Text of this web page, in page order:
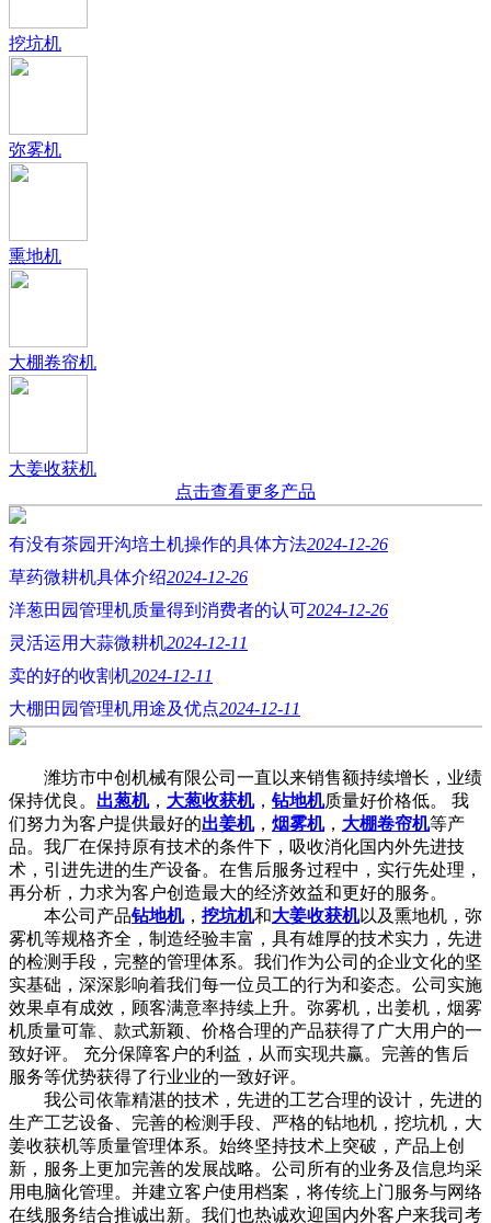
挖坑机
弥雾机
熏地机
大棚卷帘机
大姜收获机
点击查看更多产品
有没有茶园开沟培土机操作的具体方法2024-12-26
草药微耕机具体介绍2024-12-26
洋葱田园管理机质量得到消费者的认可2024-12-26
灵活运用大蒜微耕机2024-12-11
卖的好的收割机2024-12-11
大棚田园管理机用途及优点2024-12-11
潍坊市中创机械有限公司一直以来销售额持续增长，业绩
保持优良。 出葱机， 大葱收获机，钻地机质量好价格低。 我
们努力为客户提供最好的出姜机， 烟雾机， 大棚卷帘机等产
品。我厂在保持原有技术的条件下，吸收消化国内外先进技
术，引进先进的生产设备。在售后服务过程中，实行先处理，
再分析，力求为客户创造最大的经济效益和更好的服务。
本公司产品钻地机， 挖坑机和大姜收获机以及熏地机，弥
雾机等规格齐全，制造经验丰富，具有雄厚的技术实力，先进
的检测手段，完整的管理体系。我们作为公司的企业文化的坚
实基础，深深影响着我们每一位员工的行为和姿态。公司实施
效果卓有成效，顾客满意率持续上升。弥雾机，出姜机，烟雾
机质量可靠、款式新颖、价格合理的产品获得了广大用户的一
致好评。 充分保障客户的利益，从而实现共赢。完善的售后
服务等优势获得了行业业的一致好评。
我公司依靠精湛的技术，先进的工艺合理的设计，先进的
生产工艺设备、完善的检测手段、严格的钻地机，挖坑机，大
姜收获机等质量管理体系。始终坚持技术上突破，产品上创
新，服务上更加完善的发展战略。公司所有的业务及信息均采
用电脑化管理。并建立客户使用档案，将传统上门服务与网络
在线服务结合推诚出新。我们也热诚欢迎国内外客户来我司考